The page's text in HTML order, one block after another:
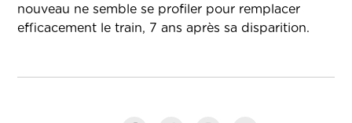
nouveau ne semble se profiler pour remplacer
efficacement le train, 7 ans après sa disparition.